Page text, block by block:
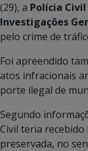
(29), a Polícia Civil
Investigações
pelo crime de
Foi apreendido
atos infracionais
porte ilegal de
Segundo
Civil teria
preservada, no